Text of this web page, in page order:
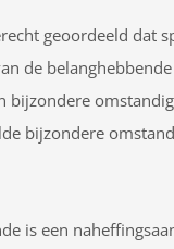
geoordeeld dat
de
bijzondere
bijzondere
is een